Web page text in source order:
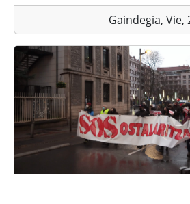
Gaindegia, Vie,